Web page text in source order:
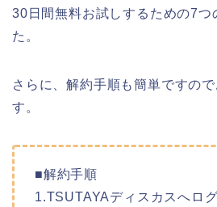
30日間無料お試しするための7つ
た。
さらに、解約手順も簡単ですの
す。
■解約手順
1.TSUTAYAディスカスへロ